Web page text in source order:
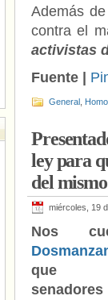
Además
contra el
activistas
Fuente |
General
ley para
del
miércoles, 19
Nos
que
senadores